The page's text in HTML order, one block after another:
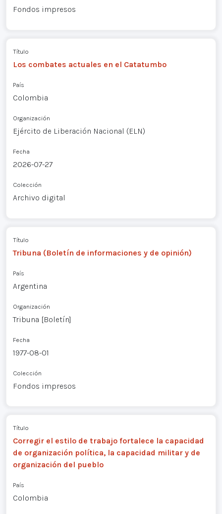
Fondos impresos
Título
Los combates actuales en el Catatumbo
País
Colombia
Organización
Ejército de Liberación Nacional (ELN)
Fecha
2026-07-27
Colección
Archivo digital
Título
Tribuna (Boletín de informaciones y de opinión)
País
Argentina
Organización
Tribuna [Boletín]
Fecha
1977-08-01
Colección
Fondos impresos
Título
Corregir el estilo de trabajo fortalece la capacidad
de organización política, la capacidad militar y de
organización del pueblo
País
Colombia